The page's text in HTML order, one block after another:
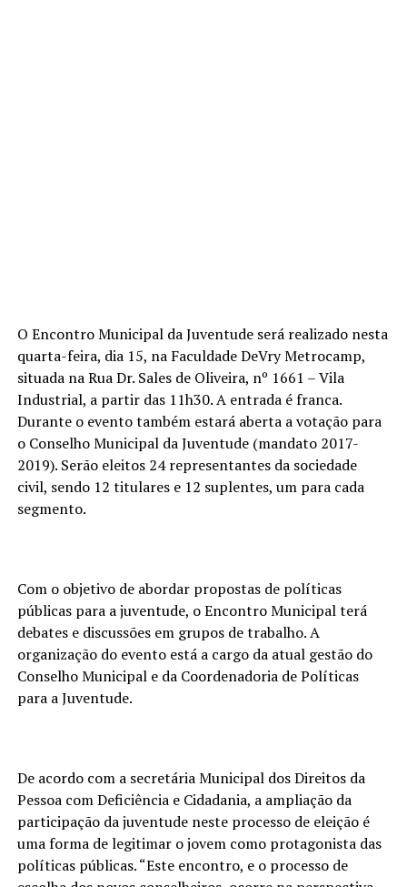
O Encontro Municipal da Juventude será realizado nesta
quarta-feira, dia 15, na Faculdade DeVry Metrocamp,
situada na Rua Dr. Sales de Oliveira, nº 1661 – Vila
Industrial, a partir das 11h30. A entrada é franca.
Durante o evento também estará aberta a votação para
o Conselho Municipal da Juventude (mandato 2017-
2019). Serão eleitos 24 representantes da sociedade
civil, sendo 12 titulares e 12 suplentes, um para cada
segmento.
Com o objetivo de abordar propostas de políticas
públicas para a juventude, o Encontro Municipal terá
debates e discussões em grupos de trabalho. A
organização do evento está a cargo da atual gestão do
Conselho Municipal e da Coordenadoria de Políticas
para a Juventude.
De acordo com a secretária Municipal dos Direitos da
Pessoa com Deficiência e Cidadania, a ampliação da
participação da juventude neste processo de eleição é
uma forma de legitimar o jovem como protagonista das
políticas públicas. “Este encontro, e o processo de